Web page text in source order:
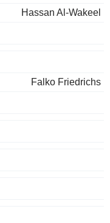
Hassan Al-Wakeel
Falko Friedrichs